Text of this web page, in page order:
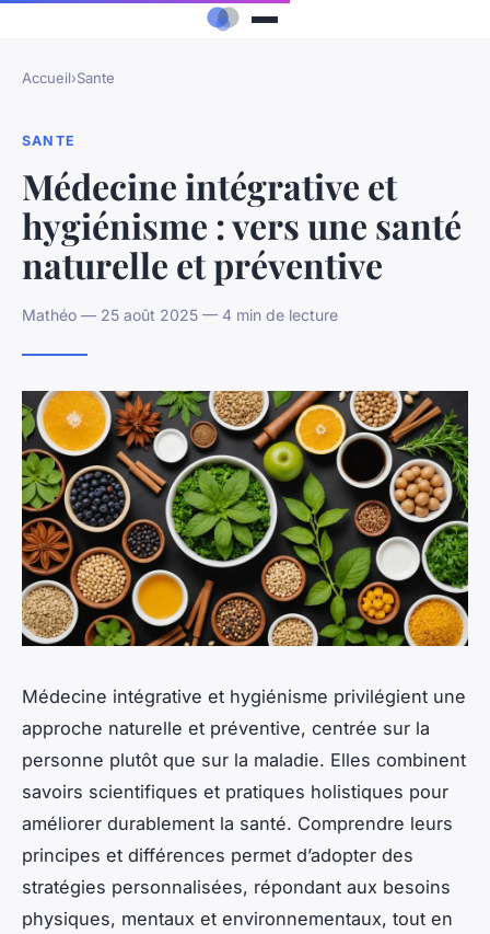
Accueil›Sante
SANTE
Médecine intégrative et
hygiénisme : vers une santé
naturelle et préventive
Mathéo — 25 août 2025 — 4 min de lecture
Médecine intégrative et hygiénisme privilégient une
approche naturelle et préventive, centrée sur la
personne plutôt que sur la maladie. Elles combinent
savoirs scientifiques et pratiques holistiques pour
améliorer durablement la santé. Comprendre leurs
principes et différences permet d’adopter des
stratégies personnalisées, répondant aux besoins
physiques, mentaux et environnementaux, tout en